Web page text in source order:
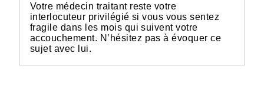
Votre médecin traitant reste votre
interlocuteur privilégié si vous vous sentez
fragile dans les mois qui suivent votre
accouchement. N’hésitez pas à évoquer ce
sujet avec lui.